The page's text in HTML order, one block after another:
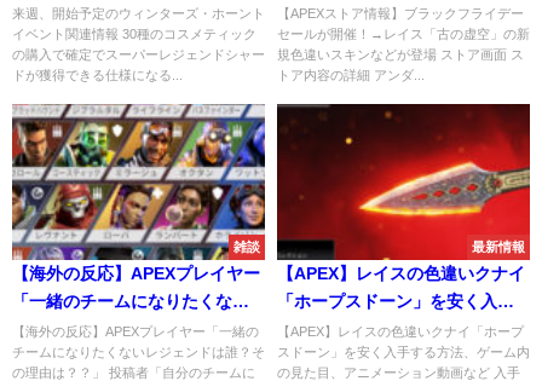
ィック購入でスパレジェシャー
ドを獲得
来週、開始予定のウィンターズ・ホーント
イベント関連情報 30種のコスメティック
の購入で確定でスーパーレジェンドシャー
ドが獲得できる仕様になる...
ス「古の虚空」の新規色違いス
キンなどが登場
【APEXストア情報】ブラックフライデー
セールが開催！→レイス「古の虚空」の新
規色違いスキンなどが登場 ストア画面 ス
トア内容の詳細 アンダ...
雑談
【海外の反応】APEXプレイヤー
「一緒のチームになりたくない
レジェンドは誰？その理由
は？？」
【海外の反応】APEXプレイヤー「一緒の
チームになりたくないレジェンドは誰？そ
の理由は？？」 投稿者「自分のチームに
最新情報
【APEX】レイスの色違いクナイ
「ホープスドーン」を安く入手
する方法、ゲーム内の見た目、
アニメーション動画など
【APEX】レイスの色違いクナイ「ホープ
スドーン」を安く入手する方法、ゲーム内
の見た目、アニメーション動画など 入手